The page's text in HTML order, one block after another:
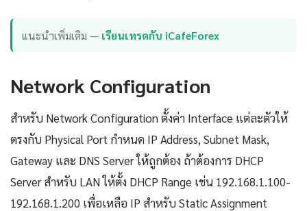
แนะนำเพิ่มเติม — เรียนเทรดกับ iCafeForex
Network Configuration
สำหรับ Network Configuration ตั้งค่า Interface แต่ละตัวให้
ตรงกับ Physical Port กำหนด IP Address, Subnet Mask,
Gateway และ DNS Server ให้ถูกต้อง ถ้าต้องการ DHCP
Server สำหรับ LAN ให้ตั้ง DHCP Range เช่น 192.168.1.100-
192.168.1.200 เพื่อเหลือ IP สำหรับ Static Assignment